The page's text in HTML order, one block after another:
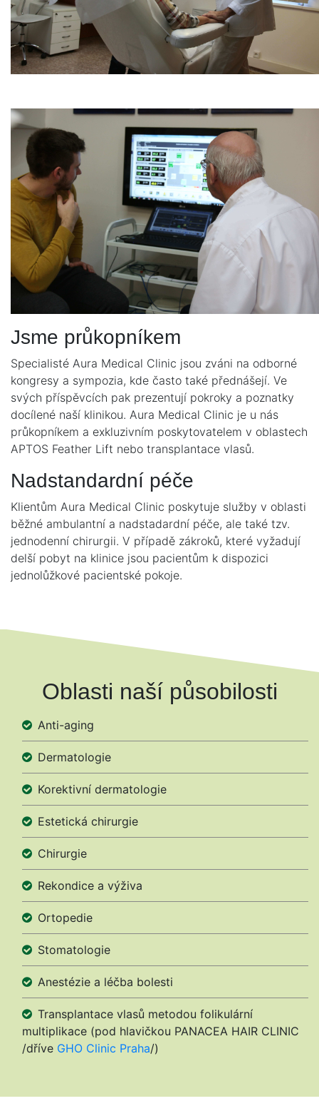
Jsme průkopníkem
Specialisté Aura Medical Clinic jsou zváni na odborné
kongresy a sympozia, kde často také přednášejí. Ve
svých příspěvcích pak prezentují pokroky a poznatky
docílené naší klinikou. Aura Medical Clinic je u nás
průkopníkem a exkluzivním poskytovatelem v oblastech
APTOS Feather Lift nebo transplantace vlasů.
Nadstandardní péče
Klientům Aura Medical Clinic poskytuje služby v oblasti
běžné ambulantní a nadstadardní péče, ale také tzv.
jednodenní chirurgii. V případě zákroků, které vyžadují
delší pobyt na klinice jsou pacientům k dispozici
jednolůžkové pacientské pokoje.
Oblasti naší působilosti
Anti-aging
Dermatologie
Korektivní dermatologie
Estetická chirurgie
Chirurgie
Rekondice a výživa
Ortopedie
Stomatologie
Anestézie a léčba bolesti
Transplantace vlasů metodou folikulární
multiplikace (pod hlavičkou PANACEA HAIR CLINIC
/dříve GHO Clinic Praha/)